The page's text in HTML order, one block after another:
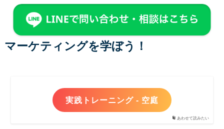
マーケティングを学ぼう！
あわせて読みたい
実践トレーニング - 空庭